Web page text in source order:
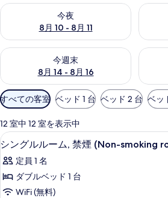
今夜
8月 10 - 8月 11
今夜 8月 10 - 8月 11 の空室状況をチェッ
明日 8
今週末
8月 14 - 8月 16
今週末 8月 14 - 8月 16 の空室状況をチ
来週
利
用
可
能
な
客
室
の
すべての客室 ベッド 1 台 ベッド 2 台 ベッ
12 室中 12 室を表示中
シ
ン
グ
ル
シャワ
2
シングルルーム, 禁煙 (Non-smoking
定員 1 名
ダブルベッド 1 台
WiFi (無料)